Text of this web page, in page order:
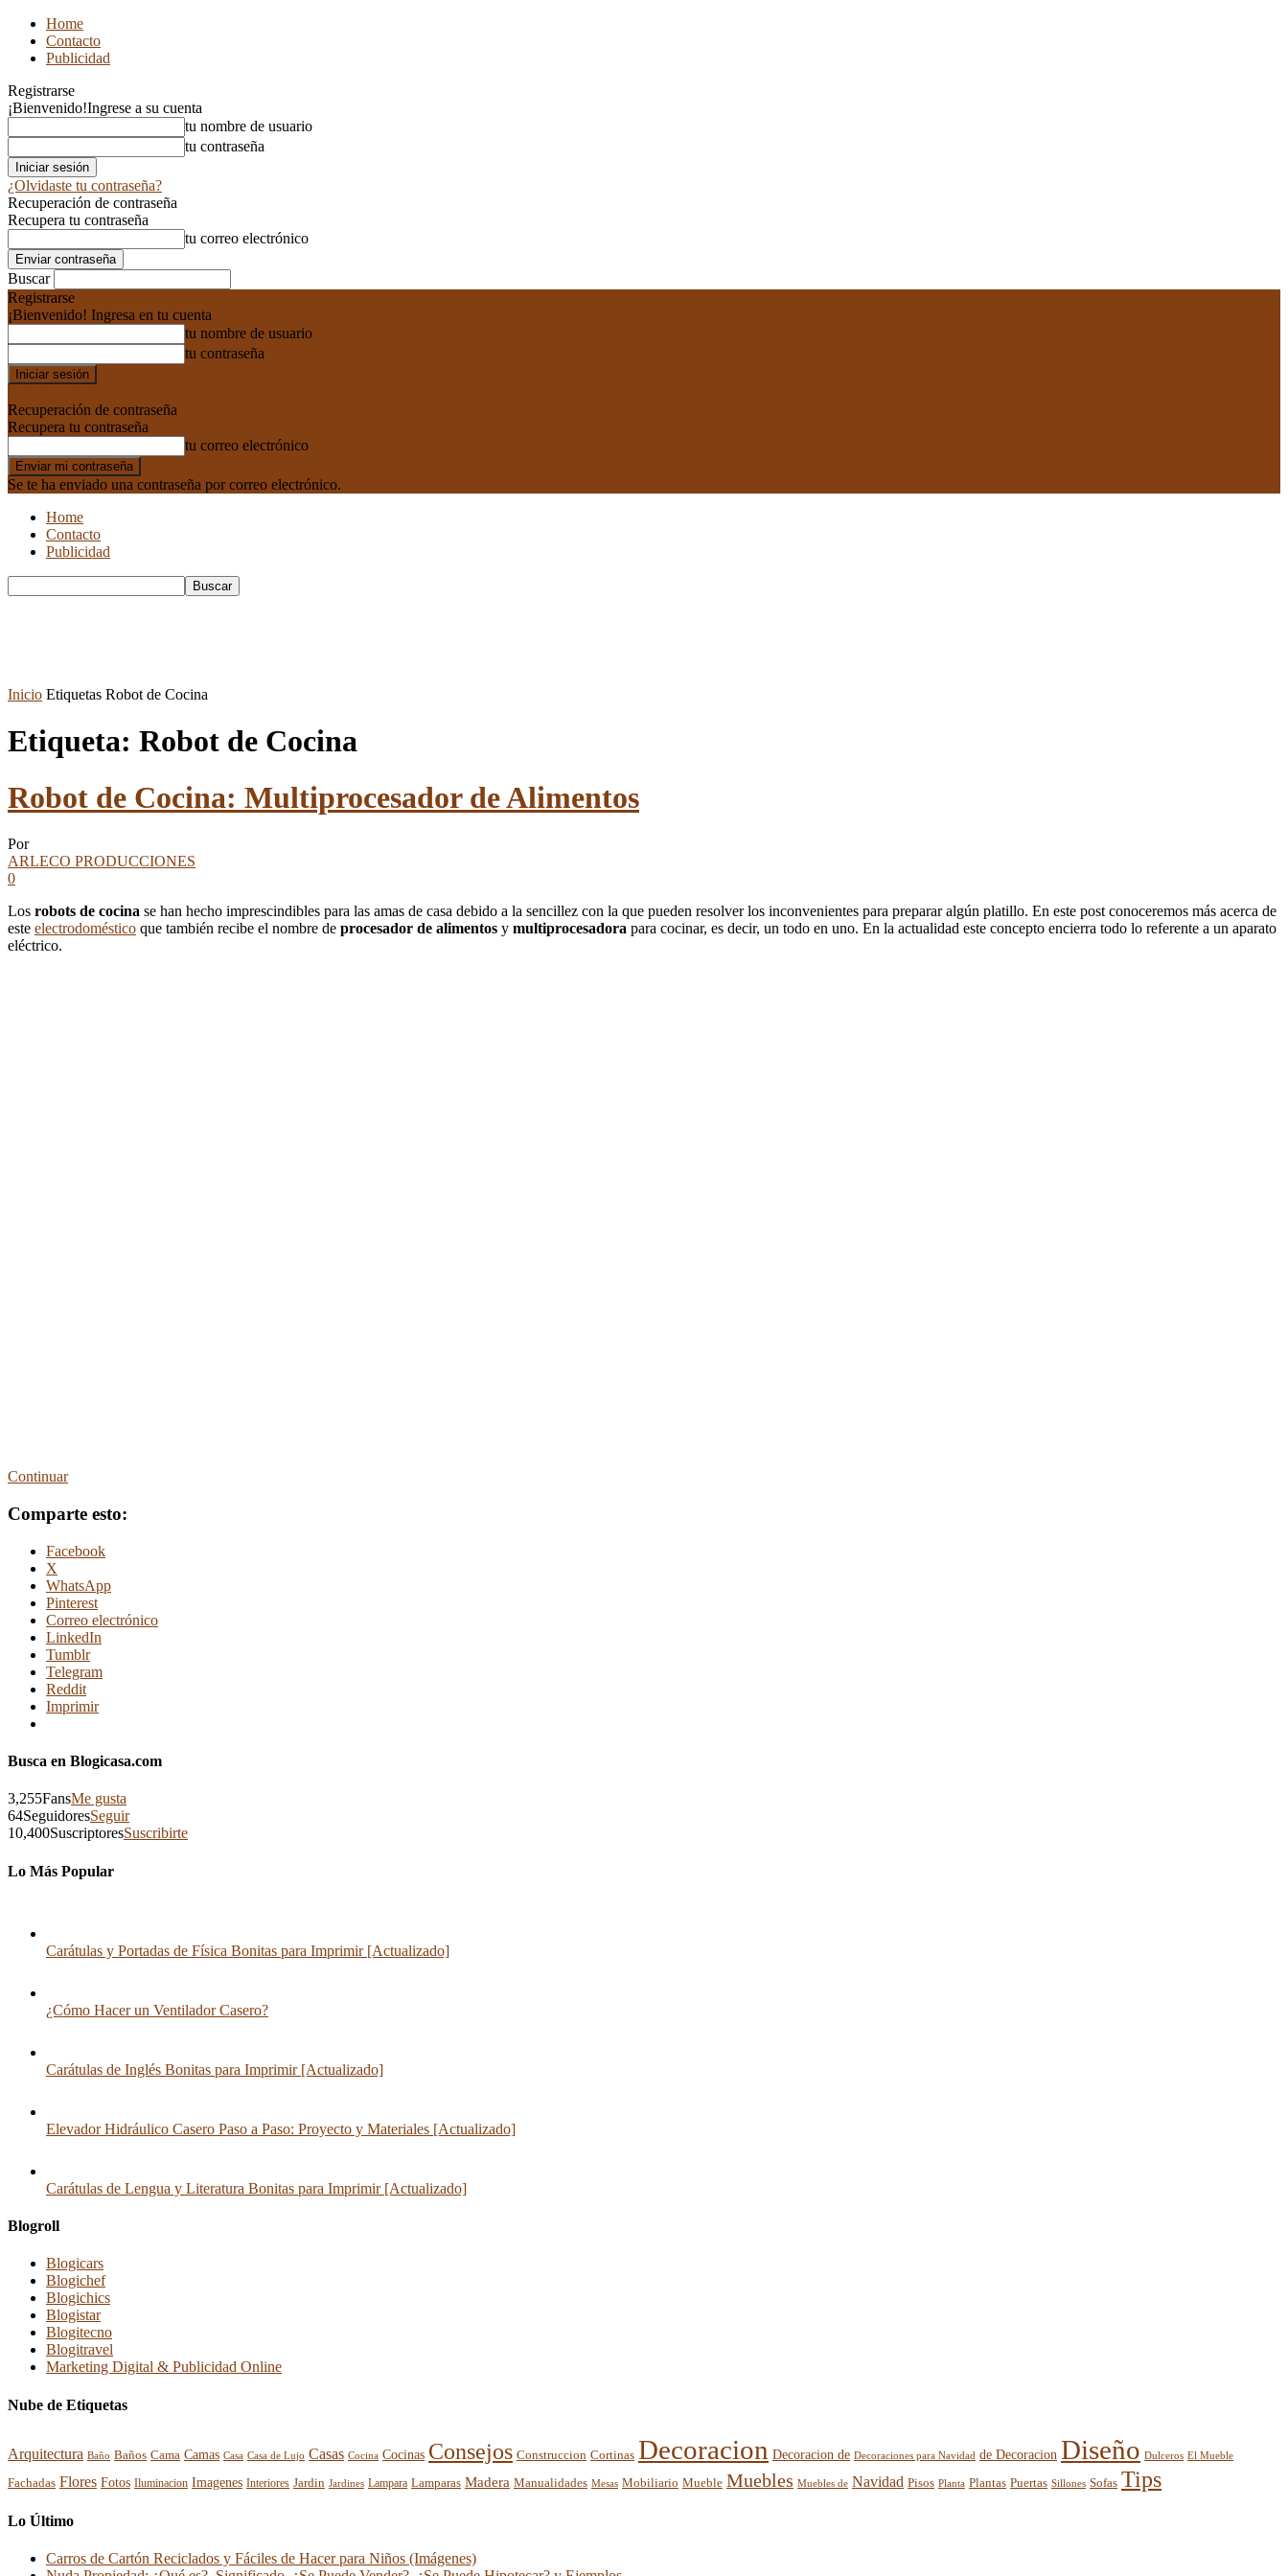
Home
Contacto
Publicidad
Registrarse
¡Bienvenido!Ingrese a su cuenta
tu nombre de usuario
tu contraseña
¿Olvidaste tu contraseña?
Recuperación de contraseña
Recupera tu contraseña
tu correo electrónico
Buscar
Registrarse
¡Bienvenido! Ingresa en tu cuenta
tu nombre de usuario
tu contraseña
Recuperación de contraseña
Recupera tu contraseña
tu correo electrónico
Se te ha enviado una contraseña por correo electrónico.
Home
Contacto
Publicidad
Inicio Etiquetas Robot de Cocina
Etiqueta: Robot de Cocina
Robot de Cocina: Multiprocesador de Alimentos
Por
ARLECO PRODUCCIONES
0
Los robots de cocina se han hecho imprescindibles para las amas de casa debido a la sencillez con la que pueden resolver los inconvenientes para preparar algún platillo. En este post conoceremos más acerca de
este electrodoméstico que también recibe el nombre de procesador de alimentos y multiprocesadora para cocinar, es decir, un todo en uno. En la actualidad este concepto encierra todo lo referente a un aparato
eléctrico.
Continuar
Comparte esto:
Facebook
X
WhatsApp
Pinterest
Correo electrónico
LinkedIn
Tumblr
Telegram
Reddit
Imprimir
Busca en Blogicasa.com
3,255FansMe gusta
64SeguidoresSeguir
10,400SuscriptoresSuscribirte
Lo Más Popular
Carátulas y Portadas de Física Bonitas para Imprimir [Actualizado]
¿Cómo Hacer un Ventilador Casero?
Carátulas de Inglés Bonitas para Imprimir [Actualizado]
Elevador Hidráulico Casero Paso a Paso: Proyecto y Materiales [Actualizado]
Carátulas de Lengua y Literatura Bonitas para Imprimir [Actualizado]
Blogroll
Blogicars
Blogichef
Blogichics
Blogistar
Blogitecno
Blogitravel
Marketing Digital & Publicidad Online
Nube de Etiquetas
Arquitectura Baño Baños Cama Camas Casa Casa de Lujo Casas Cocina Cocinas Consejos Construccion Cortinas Decoracion Decoracion de Decoraciones para Navidad de Decoracion Diseño Dulceros El Mueble
Fachadas Flores Fotos Iluminacion Imagenes Interiores Jardin Jardines Lampara Lamparas Madera Manualidades Mesas Mobiliario Mueble Muebles Muebles de Navidad Pisos Planta Plantas Puertas Sillones Sofas Tips
Lo Último
Carros de Cartón Reciclados y Fáciles de Hacer para Niños (Imágenes)